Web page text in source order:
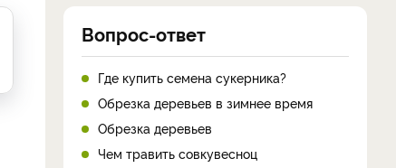
Вопрос-ответ
Где купить семена сукерника?
Обрезка деревьев в зимнее время
Обрезка деревьев
Чем травить совкувесноц